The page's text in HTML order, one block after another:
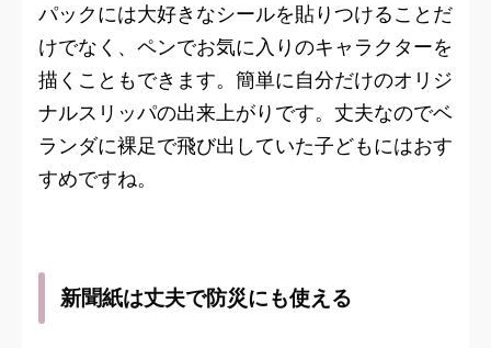
パックには大好きなシールを貼りつけることだ
けでなく、ペンでお気に入りのキャラクターを
描くこともできます。簡単に自分だけのオリジ
ナルスリッパの出来上がりです。丈夫なのでベ
ランダに裸足で飛び出していた子どもにはおす
すめですね。
新聞紙は丈夫で防災にも使える